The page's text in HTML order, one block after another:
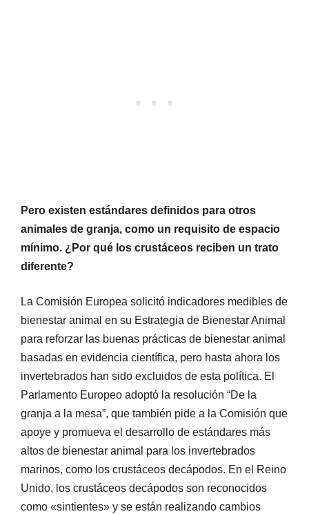
Pero existen estándares definidos para otros
animales de granja, como un requisito de espacio
mínimo. ¿Por qué los crustáceos reciben un trato
diferente?
La Comisión Europea solicitó indicadores medibles de
bienestar animal en su Estrategia de Bienestar Animal
para reforzar las buenas prácticas de bienestar animal
basadas en evidencia científica, pero hasta ahora los
invertebrados han sido excluidos de esta política. El
Parlamento Europeo adoptó la resolución “De la
granja a la mesa”, que también pide a la Comisión que
apoye y promueva el desarrollo de estándares más
altos de bienestar animal para los invertebrados
marinos, como los crustáceos decápodos. En el Reino
Unido, los crustáceos decápodos son reconocidos
como «sintientes» y se están realizando cambios